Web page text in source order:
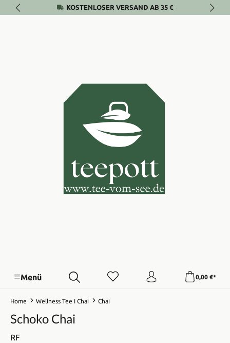
Zum Hauptinhalt springenKOSTENLOSER VERSAND AB 35 €
Menü 0,00 €*
Home Wellness Tee I Chai Chai
Schoko Chai
RF